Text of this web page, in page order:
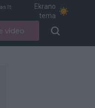
Ekrano
tema
video